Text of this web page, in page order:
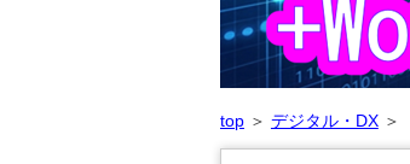
top＞ デジタル・DX＞